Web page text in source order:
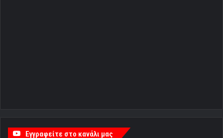
Εγγραφείτε στο κανάλι μας